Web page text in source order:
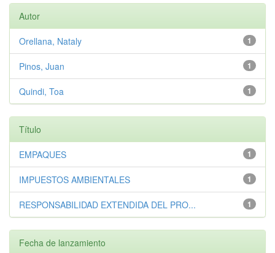
Autor
1
Orellana, Nataly
1
Pinos, Juan
1
Quindi, Toa
Título
1
EMPAQUES
1
IMPUESTOS AMBIENTALES
1
RESPONSABILIDAD EXTENDIDA DEL PRO...
Fecha de lanzamiento